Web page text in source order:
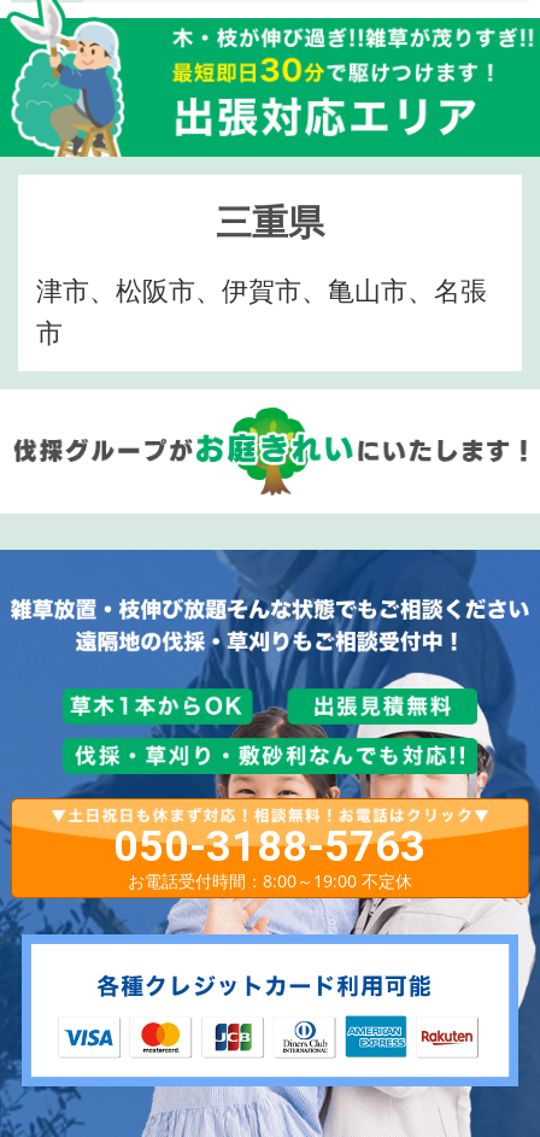
三重県
津市、松阪市、伊賀市、亀山市、名張
市
050-3188-5763
お電話受付時間：8:00～19:00 不定休